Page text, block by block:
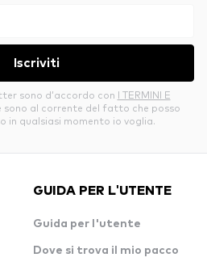
Iscriviti
sono d’accordo con I TERMINI E
sono al corrente del fatto che posso
in qualsiasi momento io voglia.
GUIDA PER L'UTENTE
Guida per l'utente
Dove si trova il mio pacco